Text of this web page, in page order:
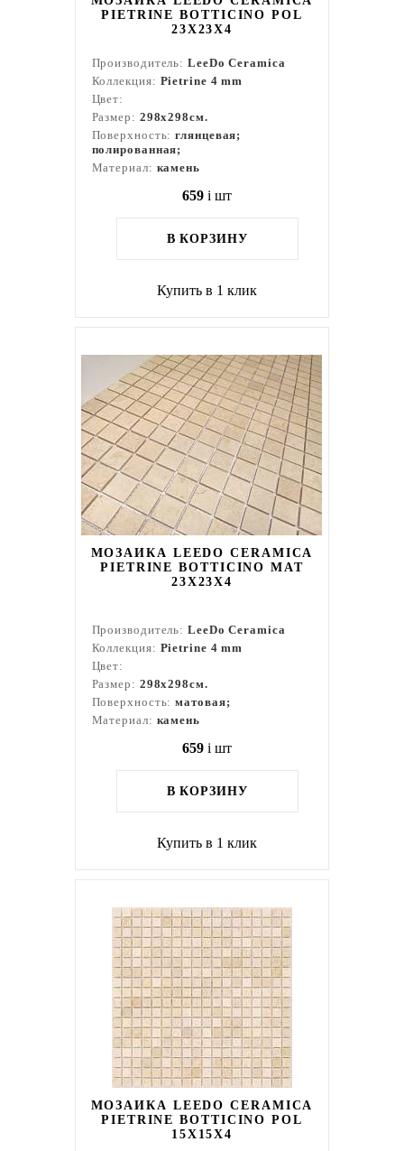
PIETRINE BOTTICINO POL
23X23X4
Производитель:LeeDo Ceramica
Коллекция: Pietrine 4 mm
Цвет:
Размер: 298x298см.
Поверхность:глянцевая;
полированная;
Материал: камень
659 i шт
В КОРЗИНУ
Купить в 1 клик
МОЗАИКА LEEDO CERAMICA
PIETRINE BOTTICINO MAT
23X23X4
Производитель:LeeDo Ceramica
Коллекция: Pietrine 4 mm
Цвет:
Размер: 298x298см.
Поверхность:матовая;
Материал: камень
659 i шт
В КОРЗИНУ
Купить в 1 клик
МОЗАИКА LEEDO CERAMICA
PIETRINE BOTTICINO POL
15X15X4